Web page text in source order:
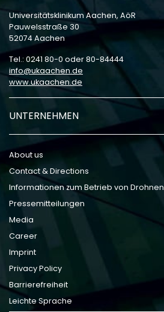
Universitätsklinikum Aachen, AöR
Pauwelsstraße 30
52074 Aachen
Tel.: 0241 80-0 oder 80-84444
info
ukaachen de
www.ukaachen.de
UNTERNEHMEN
About us
Contact & Directions
Informationen zum Betrieb von Drohnen
Pressemitteilungen
Media
Career
Imprint
Privacy Policy
Barrierefreiheit
Leichte Sprache